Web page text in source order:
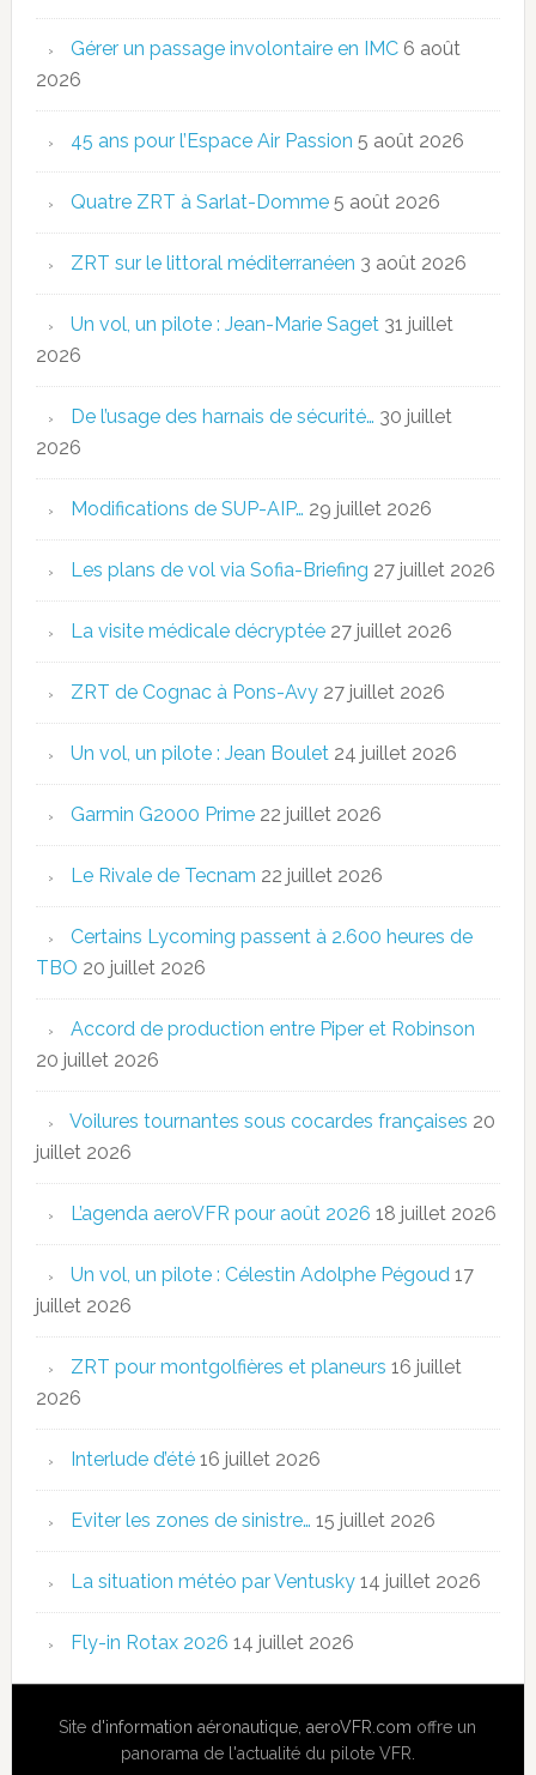
Gérer un passage involontaire en IMC 6 août
2026
45 ans pour l’Espace Air Passion 5 août 2026
Quatre ZRT à Sarlat-Domme 5 août 2026
ZRT sur le littoral méditerranéen 3 août 2026
Un vol, un pilote : Jean-Marie Saget 31 juillet
2026
De l’usage des harnais de sécurité… 30 juillet
2026
Modifications de SUP-AIP… 29 juillet 2026
Les plans de vol via Sofia-Briefing 27 juillet 2026
La visite médicale décryptée 27 juillet 2026
ZRT de Cognac à Pons-Avy 27 juillet 2026
Un vol, un pilote : Jean Boulet 24 juillet 2026
Garmin G2000 Prime 22 juillet 2026
Le Rivale de Tecnam 22 juillet 2026
Certains Lycoming passent à 2.600 heures de
TBO 20 juillet 2026
Accord de production entre Piper et Robinson
20 juillet 2026
Voilures tournantes sous cocardes françaises 20
juillet 2026
L’agenda aeroVFR pour août 2026 18 juillet 2026
Un vol, un pilote : Célestin Adolphe Pégoud 17
juillet 2026
ZRT pour montgolfières et planeurs 16 juillet
2026
Interlude d’été 16 juillet 2026
Eviter les zones de sinistre… 15 juillet 2026
La situation météo par Ventusky 14 juillet 2026
Fly-in Rotax 2026 14 juillet 2026
Site d'information aéronautique ,aeroVFR.com offre un
panorama de l'actualité du pilote VFR.